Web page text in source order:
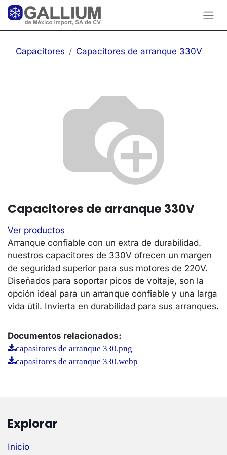
Capacitores Capacitores de arranque 330V
Capacitores de arranque 330V
Ver productos
Arranque confiable con un extra de durabilidad.
nuestros capacitores de 330V ofrecen un margen
de seguridad superior para sus motores de 220V.
Diseñados para soportar picos de voltaje, son la
opción ideal para un arranque confiable y una larga
vida útil. Invierta en durabilidad para sus arranques.
Documentos relacionados:
capasitores de arranque 330.png
capasitores de arranque 330.webp
Explorar
Inicio